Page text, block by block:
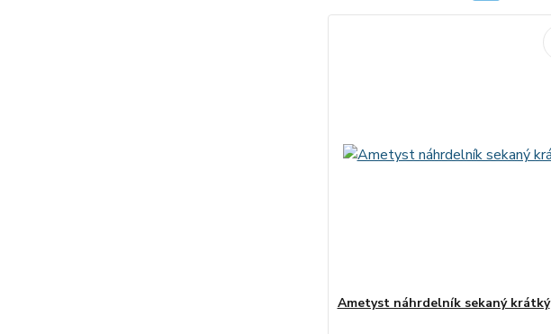
Ametyst náhrdelník sekaný krátký